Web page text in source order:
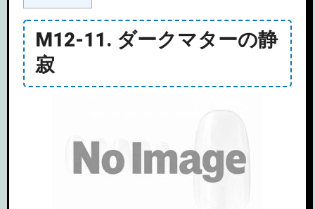
M12-11. ダークマターの静
寂